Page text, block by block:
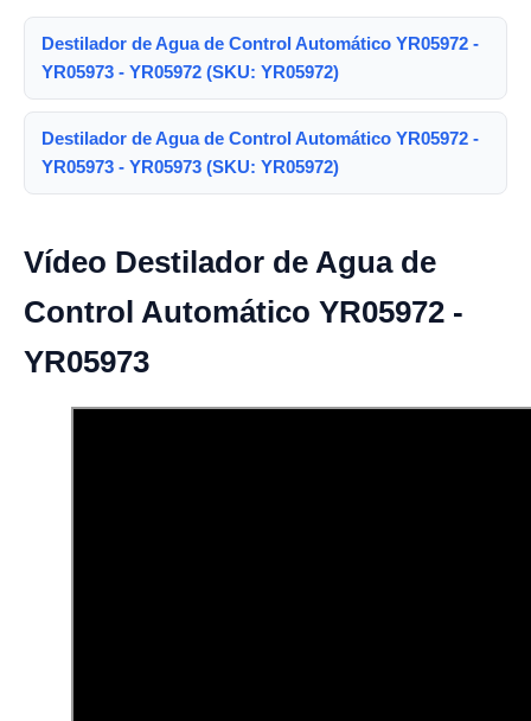
Destilador de Agua de Control Automático YR05972 -
YR05973 - YR05972 (SKU: YR05972)
Destilador de Agua de Control Automático YR05972 -
YR05973 - YR05973 (SKU: YR05972)
Vídeo Destilador de Agua de
Control Automático YR05972 -
YR05973